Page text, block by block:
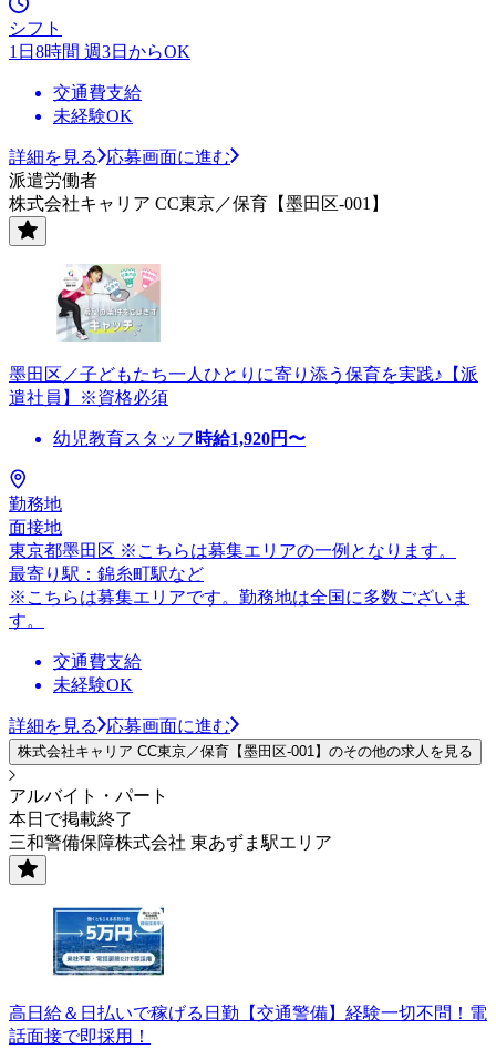
シフト
1日8時間 週3日からOK
交通費支給
未経験OK
詳細を見る
応募画面に進む
派遣労働者
株式会社キャリア CC東京／保育【墨田区-001】
墨田区／子どもたち一人ひとりに寄り添う保育を実践♪【派
遣社員】※資格必須
幼児教育スタッフ 時給1,920円〜
勤務地
面接地
東京都墨田区 ※こちらは募集エリアの一例となります。
最寄り駅：錦糸町駅など
※こちらは募集エリアです。勤務地は全国に多数ございま
す。
交通費支給
未経験OK
詳細を見る 応募画面に進む
株式会社キャリア CC東京／保育【墨田区-001】のその他の求人を見る
アルバイト・パート
本日で掲載終了
三和警備保障株式会社 東あずま駅エリア
高日給＆日払いで稼げる日勤【交通警備】経験一切不問！電
話面接で即採用！